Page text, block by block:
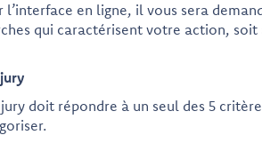
en ligne, il vous sera
qui caractérisent votre action,
doit répondre à un seul des 5